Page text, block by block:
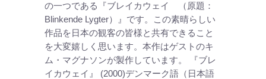
の一つである『ブレイカウェイ （原題：
Blinkende Lygter）』です。この素晴らしい
作品を日本の観客の皆様と共有できること
を大変嬉しく思います。本作はゲストのキ
ム・マグナソンが製作しています。 『ブレ
イカウェイ』 (2000)デンマーク語（日本語